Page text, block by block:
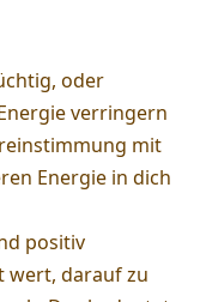
oder
verringern
mit
Energie in dich
positiv
wert, darauf zu